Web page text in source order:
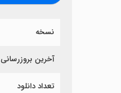
نسخه
آخرین بروزرسانی
تعداد دانلود